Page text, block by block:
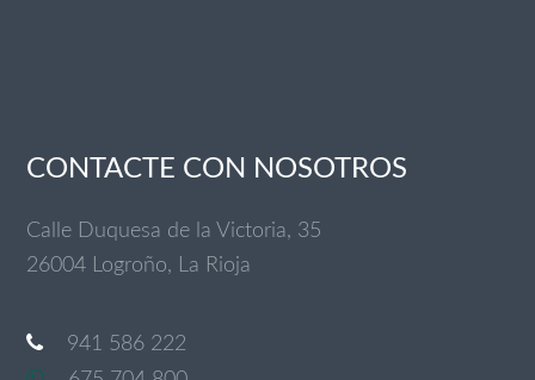
CONTACTE CON NOSOTROS
Calle Duquesa de la Victoria, 35
26004 Logroño, La Rioja
941 586 222